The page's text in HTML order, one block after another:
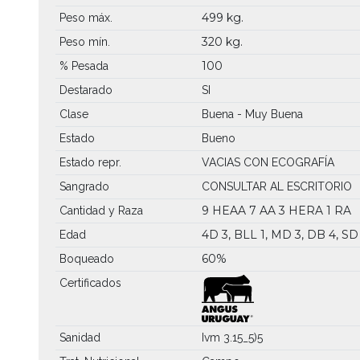
Peso máx. 499 kg.
Peso mín. 320 kg.
% Pesada 100
Destarado
SI
Clase
Buena - Muy Buena
Estado
Bueno
Estado repr.
VACIAS CON ECOGRAFÍA
Sangrado
CONSULTAR AL ESCRITORIO
Cantidad y Raza
9 HEAA 7 AA 3 HERA 1 RA
Edad 4D 3, BLL 1, MD 3, DB 4, SD
Boqueado 60%
Certificados
Sanidad
Ivm 3.15_5)5